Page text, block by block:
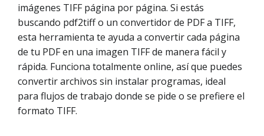
imágenes TIFF página por página. Si estás
buscando pdf2tiff o un convertidor de PDF a TIFF,
esta herramienta te ayuda a convertir cada página
de tu PDF en una imagen TIFF de manera fácil y
rápida. Funciona totalmente online, así que puedes
convertir archivos sin instalar programas, ideal
para flujos de trabajo donde se pide o se prefiere el
formato TIFF.